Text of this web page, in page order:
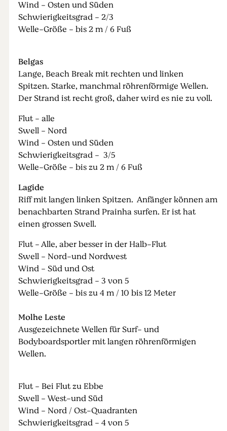
Wind - Osten und Süden
Schwierigkeitsgrad - 2/3
Welle-Größe - bis 2 m / 6 Fuß
Belgas
Lange, Beach Break mit rechten und linken
Spitzen. Starke, manchmal röhrenförmige Wellen.
Der Strand ist recht groß, daher wird es nie zu voll.
Flut - alle
Swell - Nord
Wind - Osten und Süden
Schwierigkeitsgrad - 3/5
Welle-Größe - bis zu 2 m / 6 Fuß
Lagide
Riff mit langen linken Spitzen. Anfänger können am
benachbarten Strand Prainha surfen. Er ist hat
einen grossen Swell.
Flut - Alle, aber besser in der Halb-Flut
Swell - Nord-und Nordwest
Wind - Süd und Ost
Schwierigkeitsgrad - 3 von 5
Welle-Größe - bis zu 4 m / 10 bis 12 Meter
Molhe Leste
Ausgezeichnete Wellen für Surf- und
Bodyboardsportler mit langen röhrenförmigen
Wellen.
Flut - Bei Flut zu Ebbe
Swell - West-und Süd
Wind - Nord / Ost-Quadranten
Schwierigkeitsgrad - 4 von 5